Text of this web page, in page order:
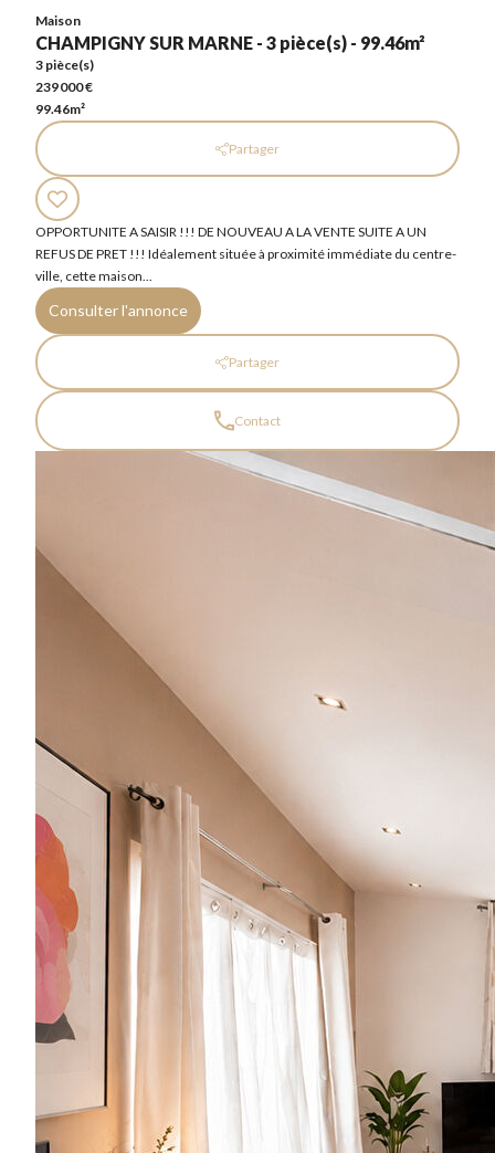
Maison
CHAMPIGNY SUR MARNE - 3 pièce(s) - 99.46m²
3 pièce(s)
239 000 €
99.46m²
Partager
OPPORTUNITE A SAISIR !!! DE NOUVEAU A LA VENTE SUITE A UN
REFUS DE PRET !!! Idéalement située à proximité immédiate du centre-
ville, cette maison...
Consulter l'annonce
Partager
Contact